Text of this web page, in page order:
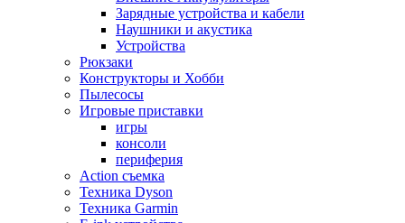
Зарядные устройства и кабели
Наушники и акустика
Устройства
Рюкзаки
Конструкторы и Хобби
Пылесосы
Игровые приставки
игры
консоли
периферия
Action съемка
Техника Dyson
Техника Garmin